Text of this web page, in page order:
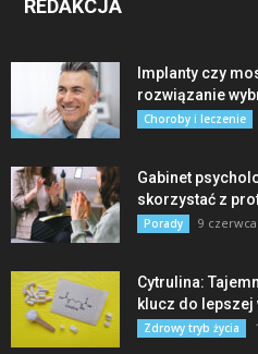
REDAKCJA
Implanty czy
rozwiązanie
Choroby i leczenie
Gabinet
skorzystać z
Porady 9 czerwca
Cytrulina:
klucz do lepszej
Zdrowy tryb życia